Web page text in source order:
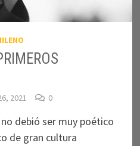
2021 0
debió ser muy poético
de gran cultura